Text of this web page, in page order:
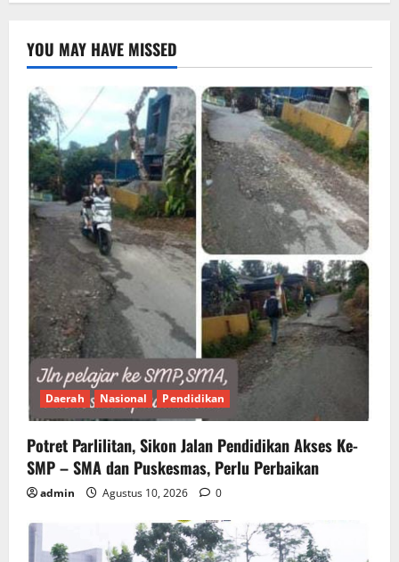
YOU MAY HAVE MISSED
Daerah Nasional Pendidikan
Potret Parlilitan, Sikon Jalan Pendidikan Akses Ke-
SMP – SMA dan Puskesmas, Perlu Perbaikan
admin Agustus 10, 2026 0